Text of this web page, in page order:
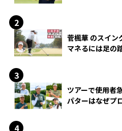
菅楓華 のスイン
マネるには足の
ツアーで使用者
パターはなぜプ